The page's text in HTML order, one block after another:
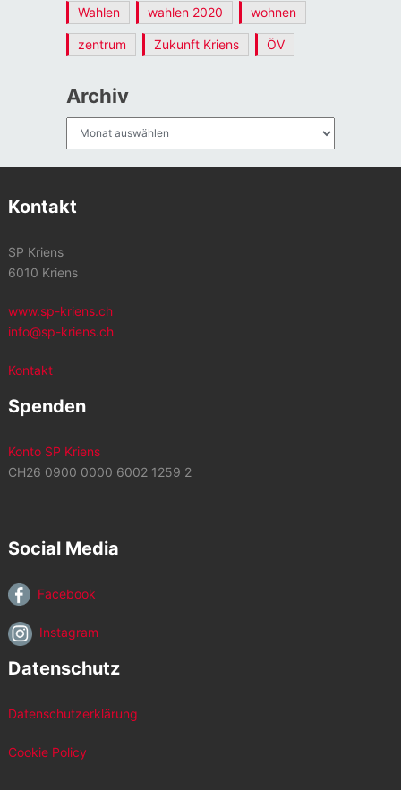
Wahlen wahlen 2020 wohnen
zentrum Zukunft Kriens ÖV
Archiv
Kontakt
SP Kriens
6010 Kriens
www.sp-kriens.ch
info@sp-kriens.ch
Kontakt
Spenden
Konto SP Kriens
CH26 0900 0000 6002 1259 2
Social Media
Facebook
Instagram
Datenschutz
Datenschutzerklärung
Cookie Policy